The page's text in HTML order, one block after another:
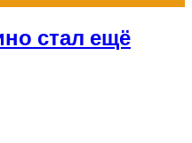
стал ещё